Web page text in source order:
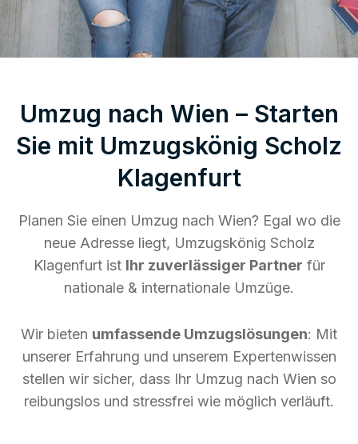
Umzug nach Wien – Starten
Sie mit Umzugskönig Scholz
Klagenfurt
Planen Sie einen Umzug nach Wien? Egal wo die
neue Adresse liegt, Umzugskönig Scholz
Klagenfurt ist Ihr zuverlässiger Partner für
nationale & internationale Umzüge.
Wir bieten umfassende Umzugslösungen: Mit
unserer Erfahrung und unserem Expertenwissen
stellen wir sicher, dass Ihr Umzug nach Wien so
reibungslos und stressfrei wie möglich verläuft.